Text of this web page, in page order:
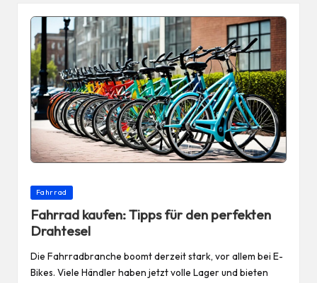
Posted
Fahrrad
Fahrrad kaufen: Tipps für den perfekten
Drahtesel
Die Fahrradbranche boomt derzeit stark, vor allem bei E-
Bikes. Viele Händler haben jetzt volle Lager und bieten